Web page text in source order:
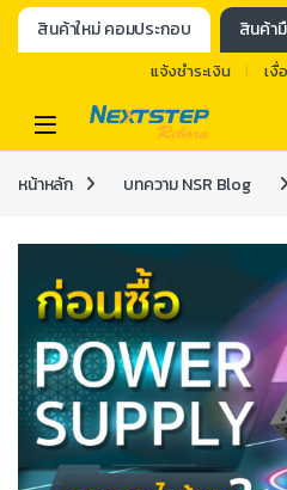
สินค้าใหม่ คอมประกอบ สินค้า
แจ้งชำระเงิน เงื่
หน้าหลัก บทความ NSR Blog